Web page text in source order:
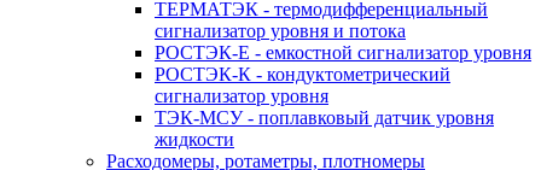
ТЕРМАТЭК - термодифференциальный
сигнализатор уровня и потока
РОСТЭК-Е - емкостной сигнализатор уровня
РОСТЭК-К - кондуктометрический
сигнализатор уровня
ТЭК-МСУ - поплавковый датчик уровня
жидкости
Расходомеры, ротаметры, плотномеры